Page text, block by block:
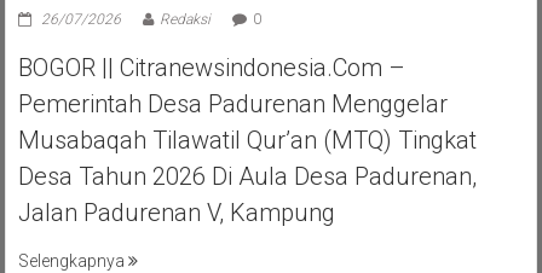
26/07/2026 Redaksi 0
BOGOR || Citranewsindonesia.com –
Pemerintah Desa Padurenan Menggelar
Musabaqah Tilawatil Qur’an (MTQ) Tingkat
Desa Tahun 2026 Di Aula Desa Padurenan,
Jalan Padurenan V, Kampung
Selengkapnya